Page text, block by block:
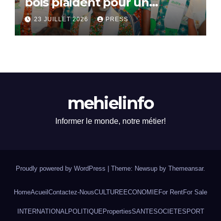
dialogue national
23 JUILLET 2026 PRESS
mehielinfo
Informer le monde, notre métier!
Proudly powered by WordPress Theme: Newsup by Themeansar.
HomeAcueil Contactez-NousCULTURE ECONOMIE For RentFor Sale
INTERNATIONALPOLITIQUE PropertiesSANTESOCIETESPORT